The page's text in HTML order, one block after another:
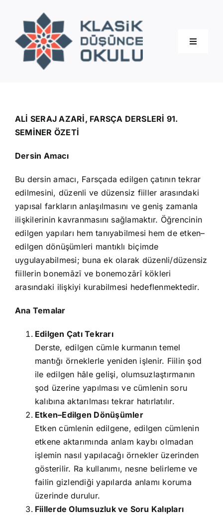
content
Toggle
Eğitimler
İletişim
ALİ SERAJ AZARİ, FARSÇA DERSLERİ 91.
SEMİNER ÖZETİ
Dersin Amacı
Bu dersin amacı, Farsçada edilgen çatının tekrar
edilmesini, düzenli ve düzensiz fiiller arasındaki
yapısal farkların anlaşılmasını ve geniş zamanla
ilişkilerinin kavranmasını sağlamaktır. Öğrencinin
edilgen yapıları hem tanıyabilmesi hem de etken–
edilgen dönüşümleri mantıklı biçimde
uygulayabilmesi; buna ek olarak düzenli/düzensiz
fiillerin bonemāzī ve bonemozārī kökleri
arasındaki ilişkiyi kurabilmesi hedeflenmektedir.
Ana Temalar
Edilgen Çatı Tekrarı
Derste, edilgen cümle kurmanın temel
mantığı örneklerle yeniden işlenir. Fiilin şod
ile edilgen hâle gelişi, olumsuzlaştırmanın
şod üzerine yapılması ve cümlenin soru
kalıbına aktarılması tekrar hatırlatılır.
Etken–Edilgen Dönüşümler
Etken cümlenin edilgene, edilgen cümlenin
etkene aktarımında anlam kaybı olmadan
işlemin nasıl yapılacağı örnekler üzerinden
gösterilir. Ra kullanımı, nesne belirleme ve
failin gizlendiği yapılarda anlamı koruma
üzerinde durulur.
Fiillerde Olumsuzluk ve Soru Kalıpları